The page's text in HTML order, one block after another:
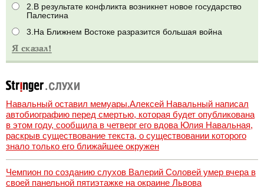
2.В результате конфликта возникнет новое государство
Палестина
3.На Ближнем Востоке разразится большая война
Навальный оставил мемуары.Алексей Навальный написал
автобиографию перед смертью, которая будет опубликована
в этом году, сообщила в четверг его вдова Юлия Навальная,
раскрыв существование текста, о существовании которого
знало только его ближайшее окружен
Чемпион по созданию слухов Валерий Соловей умер вчера в
своей панельной пятиэтажке на окраине Львова